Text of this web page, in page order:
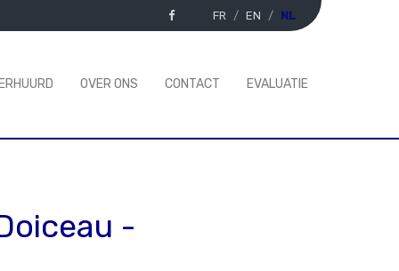
FR EN NL
OVER ONS CONTACT EVALUATIE
-